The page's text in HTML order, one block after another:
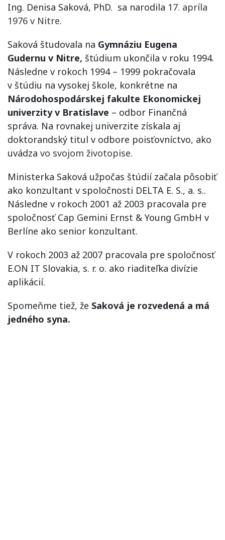
Ing. Denisa Saková, PhD. sa narodila 17. apríla
1976 v Nitre.
Saková študovala na Gymnáziu Eugena
Gudernu v Nitre, štúdium ukončila v roku 1994.
Následne v rokoch 1994 – 1999 pokračovala
v štúdiu na vysokej škole, konkrétne na
Národohospodárskej fakulte Ekonomickej
univerzity v Bratislave – odbor Finančná
správa. Na rovnakej univerzite získala aj
doktorandský titul v odbore poisťovníctvo, ako
uvádza vo svojom životopise.
Ministerka Saková užpočas štúdií začala pôsobiť
ako konzultant v spoločnosti DELTA E. S., a. s..
Následne v rokoch 2001 až 2003 pracovala pre
spoločnosť Cap Gemini Ernst & Young GmbH v
Berlíne ako senior konzultant.
V rokoch 2003 až 2007 pracovala pre spoločnosť
E.ON IT Slovakia, s. r. o. ako riaditeľka divízie
aplikácií.
Spomeňme tiež, že Saková je rozvedená a má
jedného syna.